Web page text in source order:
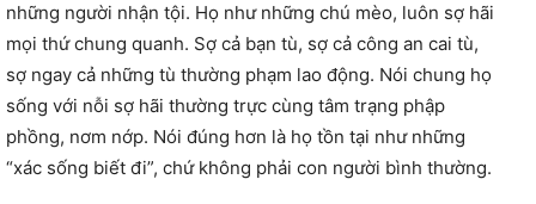
những người nhận tội. Họ như những chú mèo, luôn sợ hãi
mọi thứ chung quanh. Sợ cả bạn tù, sợ cả công an cai tù,
sợ ngay cả những tù thường phạm lao động. Nói chung họ
sống với nỗi sợ hãi thường trực cùng tâm trạng phập
phồng, nơm nớp. Nói đúng hơn là họ tồn tại như những
“xác sống biết đi”, chứ không phải con người bình thường.